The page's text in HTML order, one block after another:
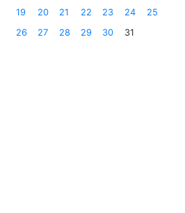
19
20 21 22 23 24
25
26
27 28 29 30 31